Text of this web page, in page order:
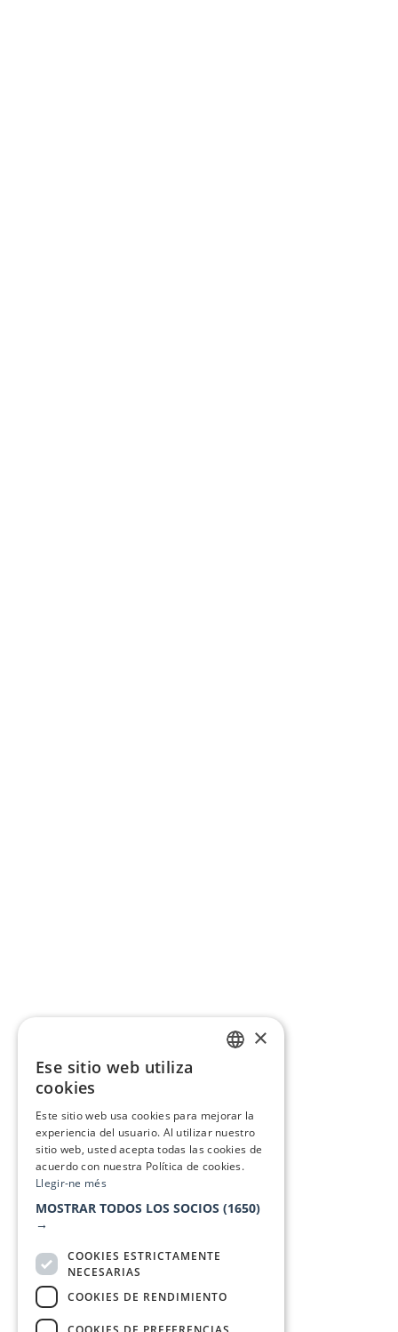
×
Ese sitio web utiliza
cookies
Este sitio web usa cookies para mejorar la
experiencia del usuario. Al utilizar nuestro
sitio web, usted acepta todas las cookies de
acuerdo con nuestra Política de cookies.
Llegir-ne més
MOSTRAR TODOS LOS SOCIOS (1650)
→
COOKIES ESTRICTAMENTE
NECESARIAS
COOKIES DE RENDIMIENTO